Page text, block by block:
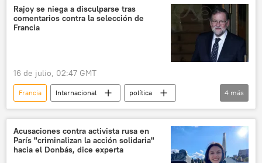
Reino Unido
Rajoy se niega a disculparse tras
comentarios contra la selección de
Francia
16 de julio, 02:47 GMT
Francia Internacional
política
Mariano Rajoy
Pedro Sánchez
Moncloa
4 más
Acusaciones contra activista rusa en
París "criminalizan la acción solidaria"
hacia el Donbás, dice experta